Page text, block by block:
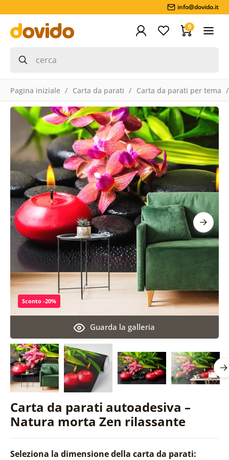
info@dovido.it
0
Pagina iniziale Carta da parati Carta da parati per tema
Carta da parati autoadesiva –
Natura morta Zen rilassante
Guarda la galleria
Sconto -20%
Seleziona la dimensione della carta da parati: